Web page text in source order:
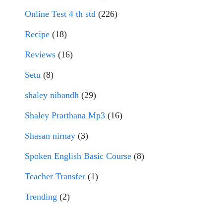
Online Test 4 th std (226)
Recipe (18)
Reviews (16)
Setu (8)
shaley nibandh (29)
Shaley Prarthana Mp3 (16)
Shasan nirnay (3)
Spoken English Basic Course (8)
Teacher Transfer (1)
Trending (2)